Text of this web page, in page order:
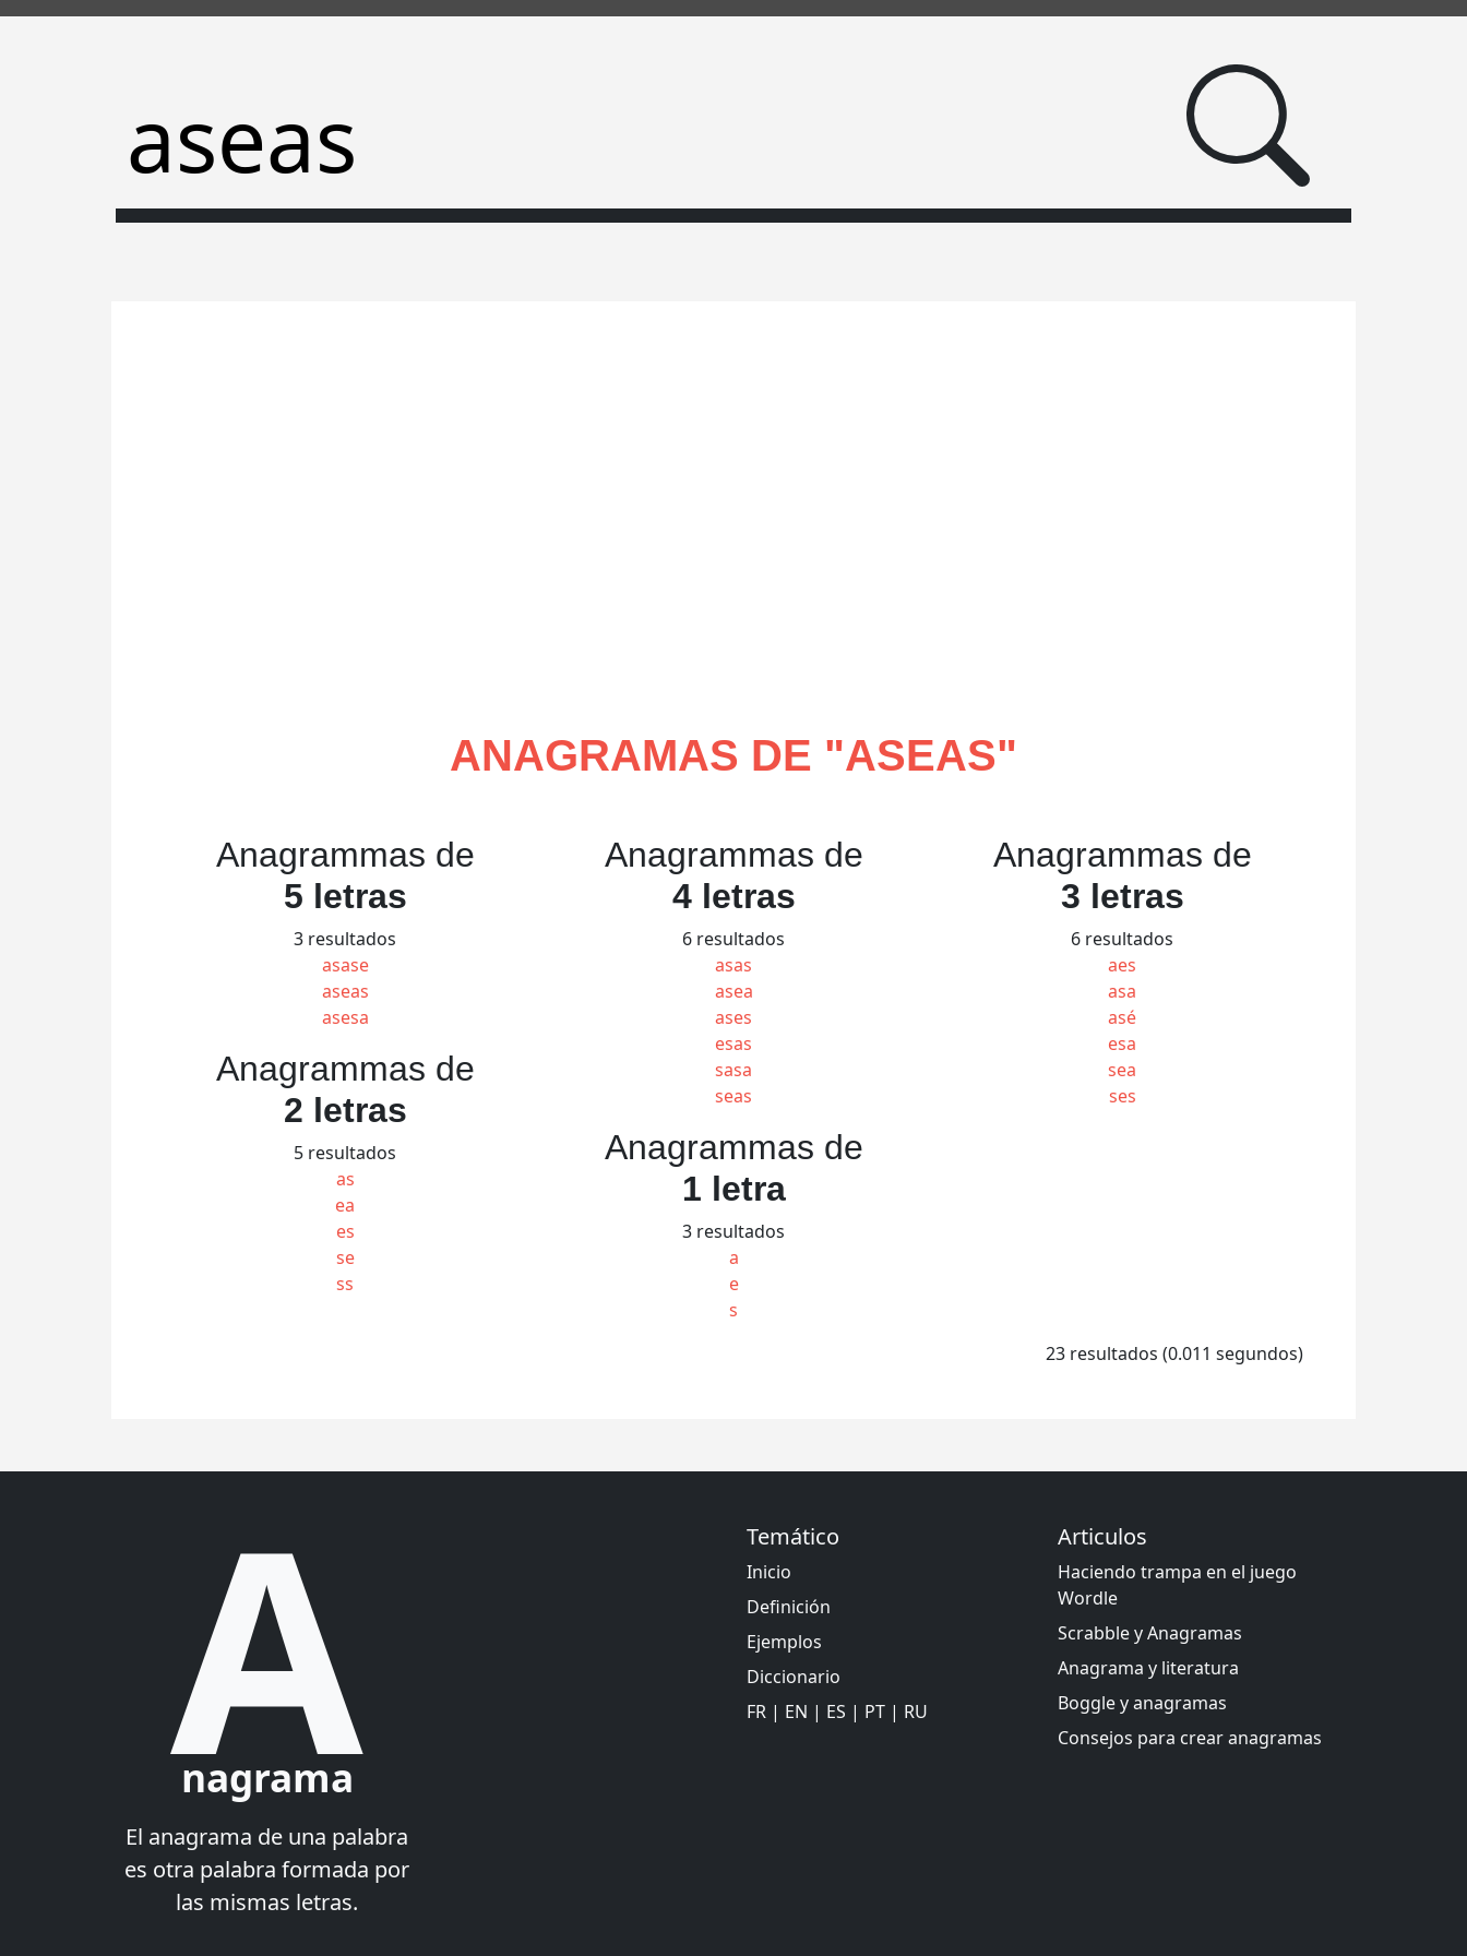
ANAGRAMAS DE "ASEAS"
Anagrammas de
5 letras
3 resultados
asase
aseas
asesa
Anagrammas de
4 letras
6 resultados
asas
asea
ases
esas
sasa
seas
Anagrammas de
3 letras
6 resultados
aes
asa
asé
esa
sea
ses
Anagrammas de
2 letras
5 resultados
as
ea
es
se
ss
Anagrammas de
1 letra
3 resultados
a
e
s
23 resultados (0.011 segundos)
A
nagrama
El anagrama de una palabra
es otra palabra formada por
las mismas letras.
Temático
Inicio
Definición
Ejemplos
Diccionario
FR | EN | ES | PT | RU
Articulos
Haciendo trampa en el juego
Wordle
Scrabble y Anagramas
Anagrama y literatura
Boggle y anagramas
Consejos para crear anagramas